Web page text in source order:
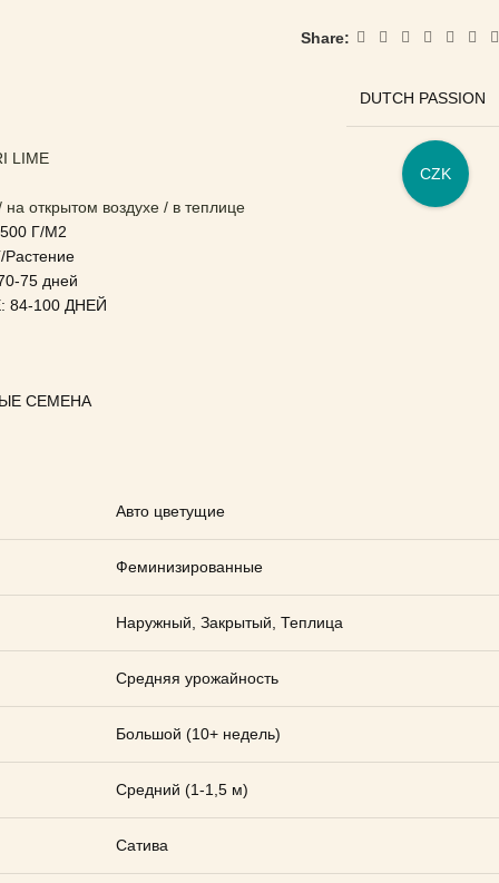
Share:
DUTCH PASSION
LIME
открытом воздухе / в теплице
Г/М2
75 дней
100 ДНЕЙ
СЕМЕНА
Авто цветущие
Феминизированные
Наружный, Закрытый, Теплица
Средняя урожайность
Большой (10+ недель)
Средний (1-1,5 м)
Сатива
CZK